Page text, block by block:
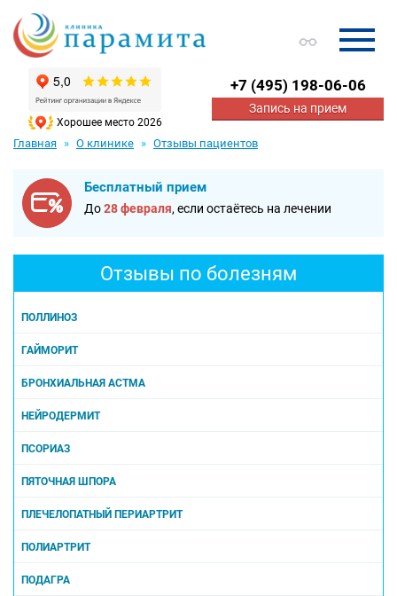
Хорошее место 2026
+7 (495) 198-06-06
Запись на прием
Главная О клинике Отзывы пациентов
Бесплатный прием
До28 февраля, если остаётесь на лечении
Отзывы по болезням
ПОЛЛИНОЗ
ГАЙМОРИТ
БРОНХИАЛЬНАЯ АСТМА
НЕЙРОДЕРМИТ
ПСОРИАЗ
ПЯТОЧНАЯ ШПОРА
ПЛЕЧЕЛОПАТНЫЙ ПЕРИАРТРИТ
ПОЛИАРТРИТ
ПОДАГРА